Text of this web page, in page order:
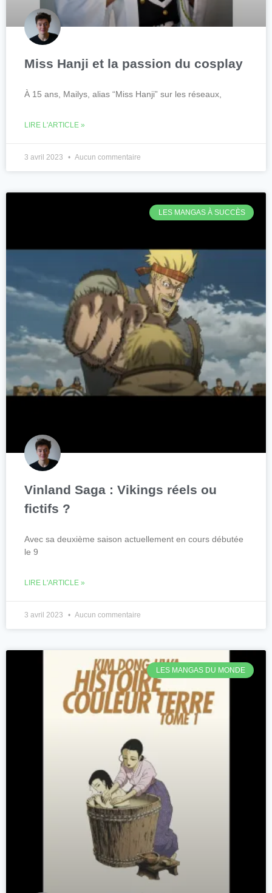
Miss Hanji et la passion du cosplay
À 15 ans, Mailys, alias “Miss Hanji” sur les réseaux,
LIRE L'ARTICLE »
3 avril 2023 Aucun commentaire
LES MANGAS À SUCCÈS
Vinland Saga : Vikings réels ou
fictifs ?
Avec sa deuxième saison actuellement en cours débutée
le 9
LIRE L'ARTICLE »
3 avril 2023 Aucun commentaire
LES MANGAS DU MONDE